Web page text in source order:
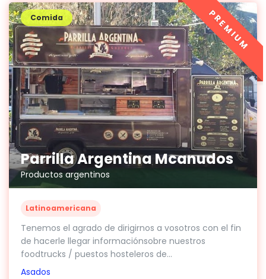
Parrilla Argentina Mcanudos
Productos argentinos
Comida
Latinoamericana
Tenemos el agrado de dirigirnos a vosotros con el fin
de hacerle llegar informaciónsobre nuestros
foodtrucks / puestos hosteleros de...
Asados
PREMIUM